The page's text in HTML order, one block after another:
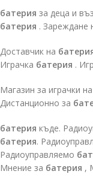
батерия за деца и
батерия . Зареждане
Доставчик на
Играчка батерия .
Магазин за играчки на
Дистанционно за
батерия къде.
батерия.
Радиоуправляемо
Мнение за батерия ,